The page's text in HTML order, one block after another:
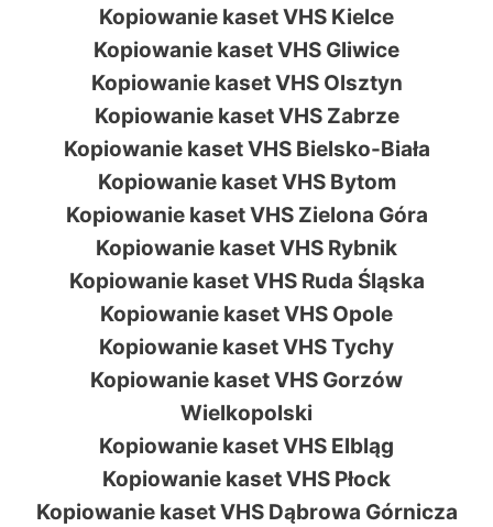
Kopiowanie kaset VHS Kielce
Kopiowanie kaset VHS Gliwice
Kopiowanie kaset VHS Olsztyn
Kopiowanie kaset VHS Zabrze
Kopiowanie kaset VHS Bielsko-Biała
Kopiowanie kaset VHS Bytom
Kopiowanie kaset VHS Zielona Góra
Kopiowanie kaset VHS Rybnik
Kopiowanie kaset VHS Ruda Śląska
Kopiowanie kaset VHS Opole
Kopiowanie kaset VHS Tychy
Kopiowanie kaset VHS Gorzów
Wielkopolski
Kopiowanie kaset VHS Elbląg
Kopiowanie kaset VHS Płock
Kopiowanie kaset VHS Dąbrowa Górnicza